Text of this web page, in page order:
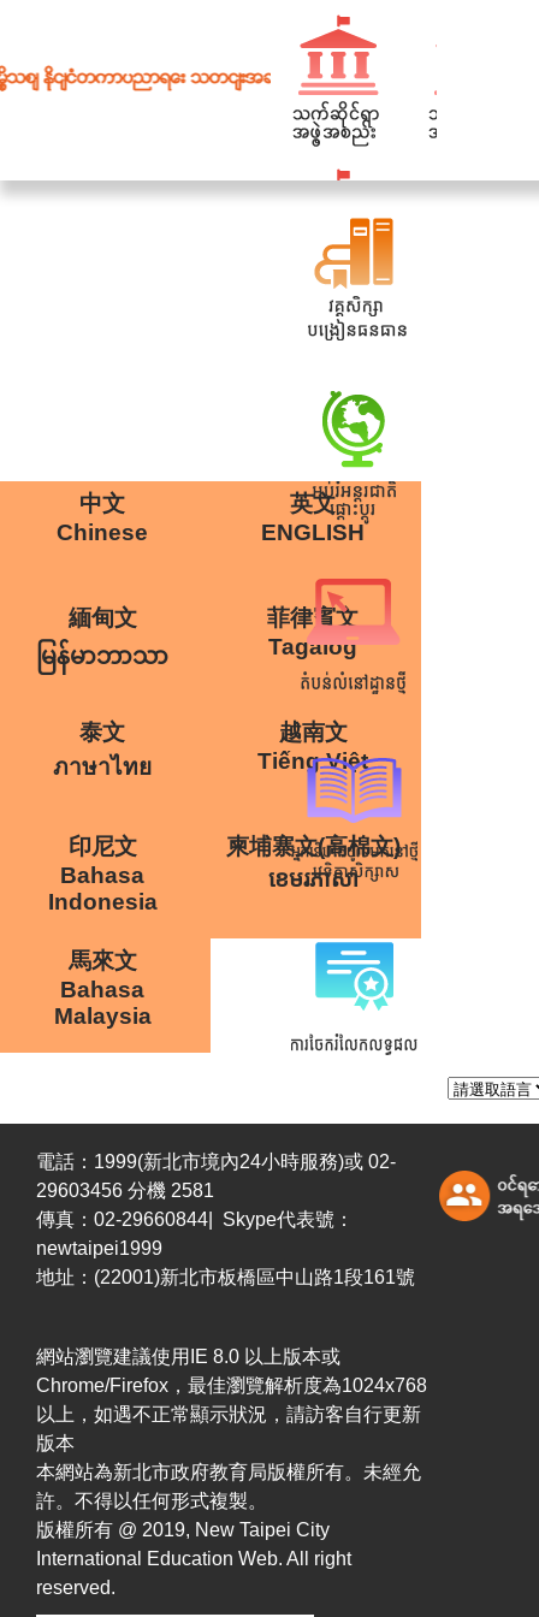
中文
Chinese
英文
ENGLISH
緬甸文
မြန်မာဘာသာ
菲律賓文
Tagalog
泰文
ภาษาไทย
越南文
Tiếng Việt
印尼文
Bahasa
Indonesia
柬埔寨文(高棉文)
ខេមរភាសា
馬來文
Bahasa
Malaysia
電話：1999(新北市境內24小時服務)或 02-
29603456 分機 2581
傳真：02-29660844| Skype代表號：
newtaipei1999
地址：(22001)新北市板橋區中山路1段161號
網站瀏覽建議使用IE 8.0 以上版本或
Chrome/Firefox，最佳瀏覽解析度為1024x768
以上，如遇不正常顯示狀況，請訪客自行更新
版本
本網站為新北市政府教育局版權所有。未經允
許。不得以任何形式複製。
版權所有 @ 2019, New Taipei City
International Education Web. All right
reserved.